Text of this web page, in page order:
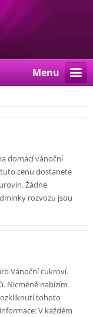
Menu
domácí vánoční
cenu dostanete
Žádné
rozvozu jsou
Vánoční cukroví.
Nicméně nabízím
tohoto
V každém